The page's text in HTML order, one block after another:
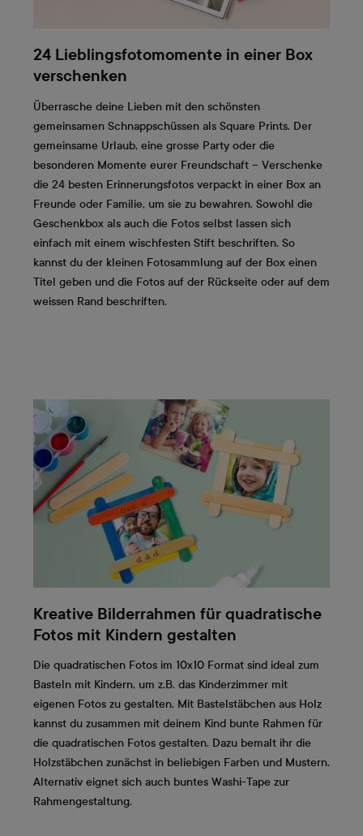
24 Lieblingsfotomomente in einer Box
verschenken
Überrasche deine Lieben mit den schönsten
gemeinsamen Schnappschüssen als Square Prints. Der
gemeinsame Urlaub, eine grosse Party oder die
besonderen Momente eurer Freundschaft – Verschenke
die 24 besten Erinnerungsfotos verpackt in einer Box an
Freunde oder Familie, um sie zu bewahren. Sowohl die
Geschenkbox als auch die Fotos selbst lassen sich
einfach mit einem wischfesten Stift beschriften. So
kannst du der kleinen Fotosammlung auf der Box einen
Titel geben und die Fotos auf der Rückseite oder auf dem
weissen Rand beschriften.
Kreative Bilderrahmen für quadratische
Fotos mit Kindern gestalten
Die quadratischen Fotos im 10x10 Format sind ideal zum
Basteln mit Kindern, um z.B. das Kinderzimmer mit
eigenen Fotos zu gestalten. Mit Bastelstäbchen aus Holz
kannst du zusammen mit deinem Kind bunte Rahmen für
die quadratischen Fotos gestalten. Dazu bemalt ihr die
Holzstäbchen zunächst in beliebigen Farben und Mustern.
Alternativ eignet sich auch buntes Washi-Tape zur
Rahmengestaltung.